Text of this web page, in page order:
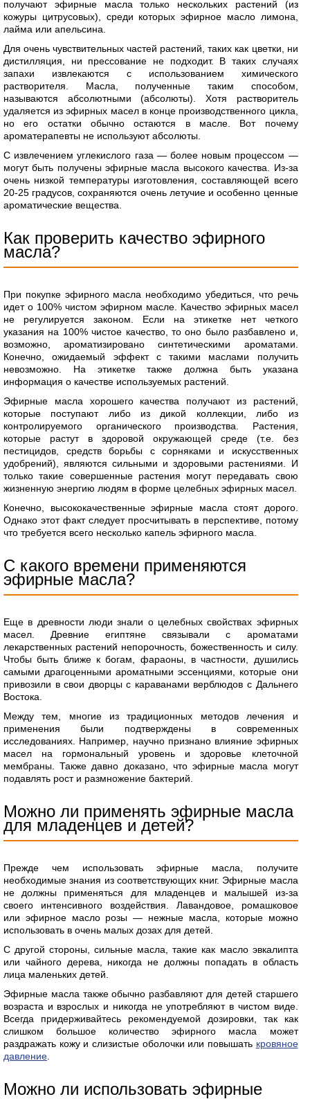
получают эфирные масла только нескольких растений (из
кожуры цитрусовых), среди которых эфирное масло лимона,
лайма или апельсина.
Для очень чувствительных частей растений, таких как цветки, ни
дистилляция, ни прессование не подходит. В таких случаях
запахи извлекаются с использованием химического
растворителя. Масла, полученные таким способом,
называются абсолютными (абсолюты). Хотя растворитель
удаляется из эфирных масел в конце производственного цикла,
но его остатки обычно остаются в масле. Вот почему
ароматерапевты не используют абсолюты.
С извлечением углекислого газа — более новым процессом —
могут быть получены эфирные масла высокого качества. Из-за
очень низкой температуры изготовления, составляющей всего
20-25 градусов, сохраняются очень летучие и особенно ценные
ароматические вещества.
Как проверить качество эфирного
масла?
При покупке эфирного масла необходимо убедиться, что речь
идет о 100% чистом эфирном масле. Качество эфирных масел
не регулируется законом. Если на этикетке нет четкого
указания на 100% чистое качество, то оно было разбавлено и,
возможно, ароматизировано синтетическими ароматами.
Конечно, ожидаемый эффект с такими маслами получить
невозможно. На этикетке также должна быть указана
информация о качестве используемых растений.
Эфирные масла хорошего качества получают из растений,
которые поступают либо из дикой коллекции, либо из
контролируемого органического производства. Растения,
которые растут в здоровой окружающей среде (т.е. без
пестицидов, средств борьбы с сорняками и искусственных
удобрений), являются сильными и здоровыми растениями. И
только такие совершенные растения могут передавать свою
жизненную энергию людям в форме целебных эфирных масел.
Конечно, высококачественные эфирные масла стоят дорого.
Однако этот факт следует просчитывать в перспективе, потому
что требуется всего несколько капель эфирного масла.
С какого времени применяются
эфирные масла?
Еще в древности люди знали о целебных свойствах эфирных
масел. Древние египтяне связывали с ароматами
лекарственных растений непорочность, божественность и силу.
Чтобы быть ближе к богам, фараоны, в частности, душились
самыми драгоценными ароматными эссенциями, которые они
привозили в свои дворцы с караванами верблюдов с Дальнего
Востока.
Между тем, многие из традиционных методов лечения и
применения были подтверждены в современных
исследованиях. Например, научно признано влияние эфирных
масел на гормональный уровень и здоровье клеточной
мембраны. Также давно доказано, что эфирные масла могут
подавлять рост и размножение бактерий.
Можно ли применять эфирные масла
для младенцев и детей?
Прежде чем использовать эфирные масла, получите
необходимые знания из соответствующих книг. Эфирные масла
не должны применяться для младенцев и малышей из-за
своего интенсивного воздействия. Лавандовое, ромашковое
или эфирное масло розы — нежные масла, которые можно
использовать в очень малых дозах для детей.
С другой стороны, сильные масла, такие как масло эвкалипта
или чайного дерева, никогда не должны попадать в область
лица маленьких детей.
Эфирные масла также обычно разбавляют для детей старшего
возраста и взрослых и никогда не употребляют в чистом виде.
Всегда придерживайтесь рекомендуемой дозировки, так как
слишком большое количество эфирного масла может
раздражать кожу и слизистые оболочки или повышать кровяное
давление
Можно ли использовать эфирные